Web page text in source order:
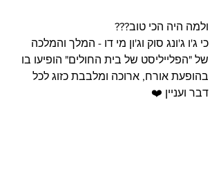
ולמה היה הכי טוב???
כי ג'ו ג'ונג סוק וג'ון מי דו - המלך והמלכה
של "הפלייליסט של בית החולים" הופיעו בו
בהופעת אורח, ארוכה ומלבבת כזוג לכל
דבר ועניין ❤️